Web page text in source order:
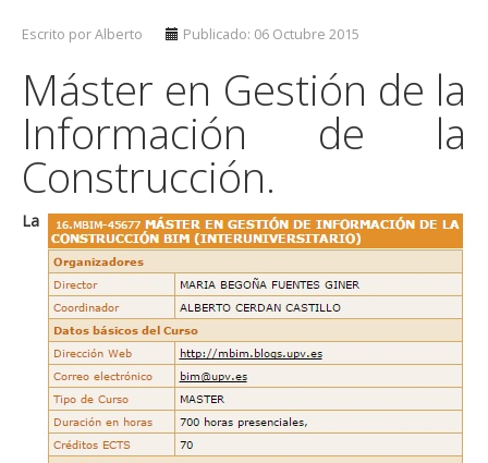
Escrito por Alberto Publicado: 06 Octubre 2015
Máster en Gestión de la
Información de la
Construcción.
La